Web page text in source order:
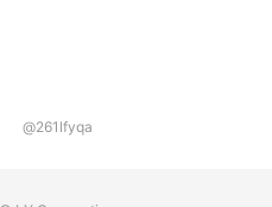
@261lfyqa